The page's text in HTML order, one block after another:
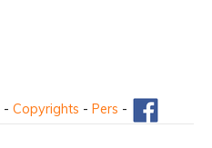
- Copyrights - Pers -